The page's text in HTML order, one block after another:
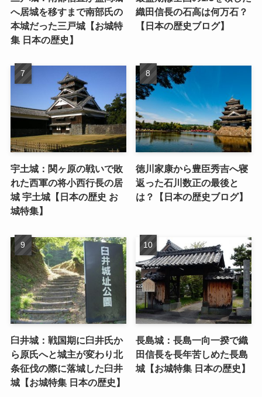
へ居城を移すまで南部氏の
本城だった三戸城【お城特
集 日本の歴史】
織田信長の石高は何万石？
【日本の歴史ブログ】
宇土城：関ヶ原の戦いで敗
れた西軍の将小西行長の居
城 宇土城【日本の歴史 お
城特集】
徳川家康から豊臣秀吉へ寝
返った石川数正の最後と
は？【日本の歴史ブログ】
臼井城：戦国期に臼井氏か
ら原氏へと城主が変わり北
条征伐の際に落城した臼井
城【お城特集 日本の歴史】
長島城：長島一向一揆で織
田信長を長年苦しめた長島
城【お城特集 日本の歴史】